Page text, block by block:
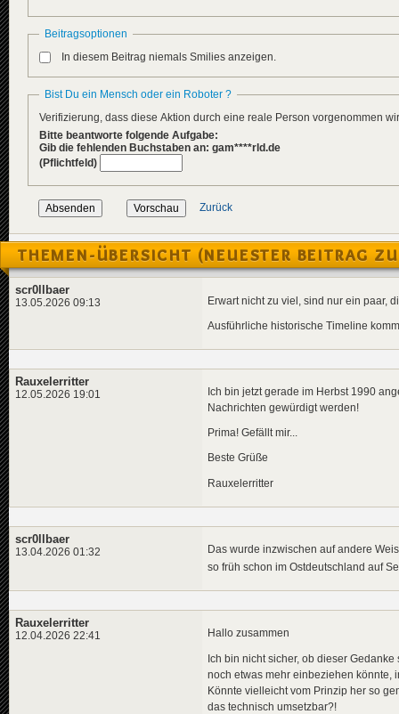
Beitragsoptionen
In diesem Beitrag niemals Smilies anzeigen.
Bist Du ein Mensch oder ein Roboter ?
Verifizierung, dass diese Aktion durch eine reale Person vorgenommen
Bitte beantworte folgende Aufgabe:
Gib die fehlenden Buchstaben an: gam****rld.de
(Pflichtfeld)
Zurück
THEMEN-ÜBERSICHT (NEUESTER BEITRAG
scr0llbaer
13.05.2026 09:13 Erwart nicht zu viel, sind nur ein paar,
Ausführliche historische Timeline
Rauxelerritter
12.05.2026 19:01
Ich bin jetzt gerade im Herbst 1990
Nachrichten gewürdigt werden!
Prima! Gefällt mir...
Beste Grüße
Rauxelerritter
scr0llbaer
13.04.2026 01:32
Das wurde inzwischen auf andere
so früh schon im Ostdeutschland auf
Rauxelerritter
12.04.2026 22:41 Hallo zusammen
Ich bin nicht sicher, ob dieser
noch etwas mehr einbeziehen könnte,
Könnte vielleicht vom Prinzip her so
das technisch umsetzbar?!